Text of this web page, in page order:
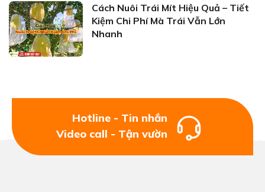
Cách Nuôi Trái Mít Hiệu Quả – Tiết
Kiệm Chi Phí Mà Trái Vẫn Lớn
Nhanh
Hotline - Tin nhắn
Video call - Tận vườn